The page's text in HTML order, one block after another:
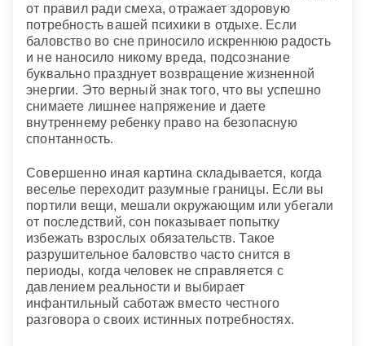
от правил ради смеха, отражает здоровую
потребность вашей психики в отдыхе. Если
баловство во сне приносило искреннюю радость
и не наносило никому вреда, подсознание
буквально празднует возвращение жизненной
энергии. Это верный знак того, что вы успешно
снимаете лишнее напряжение и даете
внутреннему ребенку право на безопасную
спонтанность.
Совершенно иная картина складывается, когда
веселье переходит разумные границы. Если вы
портили вещи, мешали окружающим или убегали
от последствий, сон показывает попытку
избежать взрослых обязательств. Такое
разрушительное баловство часто снится в
периоды, когда человек не справляется с
давлением реальности и выбирает
инфантильный саботаж вместо честного
разговора о своих истинных потребностях.